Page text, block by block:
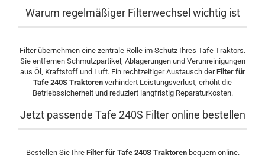
Warum regelmäßiger Filterwechsel wichtig ist
Filter übernehmen eine zentrale Rolle im Schutz Ihres Tafe Traktors.
Sie entfernen Schmutzpartikel, Ablagerungen und Verunreinigungen
aus Öl, Kraftstoff und Luft. Ein rechtzeitiger Austausch derFilter für
Tafe 240S Traktoren verhindert Leistungsverlust, erhöht die
Betriebssicherheit und reduziert langfristig Reparaturkosten.
Jetzt passende Tafe 240S Filter online bestellen
Bestellen Sie Ihre Filter für Tafe 240S Traktorenbequem online.